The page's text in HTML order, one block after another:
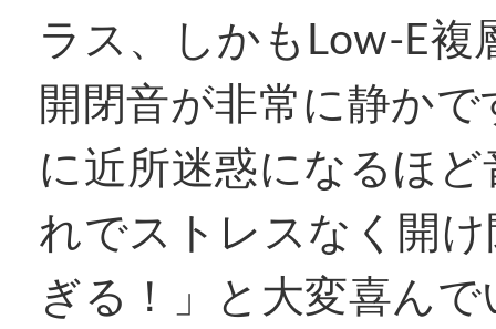
ラス、しかもLow-E複
開閉音が非常に静か
に近所迷惑になるほ
れでストレスなく開
ぎる！」と大変喜ん